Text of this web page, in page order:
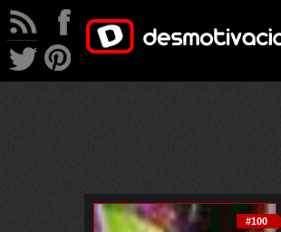
#100